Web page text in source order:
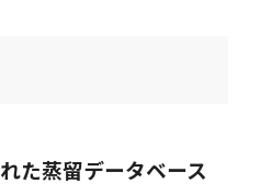
た蒸留データベース